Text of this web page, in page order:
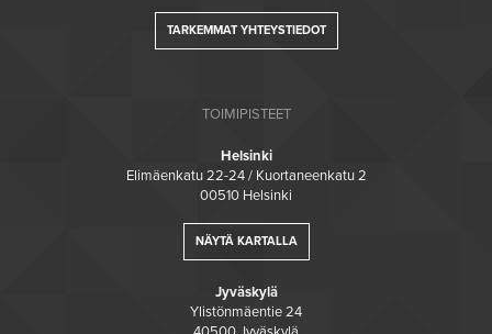
TARKEMMAT YHTEYSTIEDOT
TOIMIPISTEET
Helsinki
Elimäenkatu 22-24 / Kuortaneenkatu 2
00510 Helsinki
NÄYTÄ KARTALLA
Jyväskylä
Ylistönmäentie 24